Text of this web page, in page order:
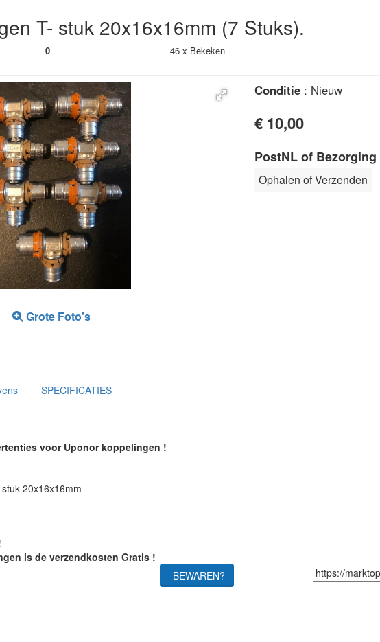
T- stuk 20x16x16mm (7 Stuks).
0 46 x Bekeken
Grote Foto's
Conditie: Nieuw
€ 10,00
PostNL of Bezorging
Ophalen of Verzenden
SPECIFICATIES
voor Uponor koppelingen !
20x16x16mm
is de verzendkosten Gratis !
BEWAREN?